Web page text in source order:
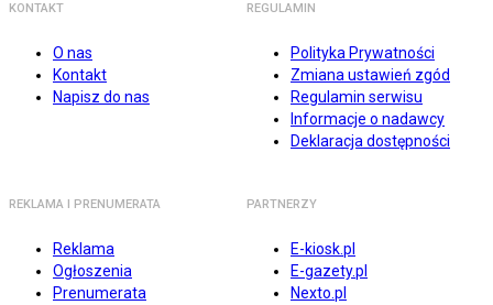
KONTAKT
O nas
Kontakt
Napisz do nas
REGULAMIN
Polityka Prywatności
Zmiana ustawień zgód
Regulamin serwisu
Informacje o nadawcy
Deklaracja dostępności
REKLAMA I PRENUMERATA
Reklama
Ogłoszenia
Prenumerata
PARTNERZY
E-kiosk.pl
E-gazety.pl
Nexto.pl